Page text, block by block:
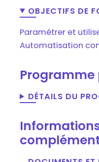
OBJECTIFS DE
Paramétrer et
Automatisation
DÉTAILS DU